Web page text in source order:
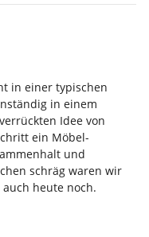
in einer typischen
in einem
Idee von
ein Möbel-
und
schräg waren wir
heute noch.